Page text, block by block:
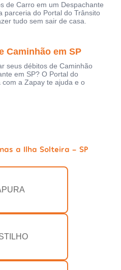
de Carro em um Despachante
parceria do Portal do Trânsito
tudo sem sair de casa.
Caminhão em SP
seus débitos de Caminhão
em SP? O Portal do
a Zapay te ajuda e o
a Ilha Solteira - SP